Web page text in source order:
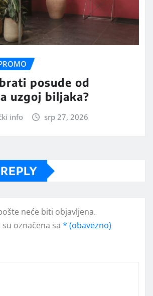
posude od
uzgoj biljaka?
info srp 27, 2026
neće biti objavljena.
označena sa * (obavezno)